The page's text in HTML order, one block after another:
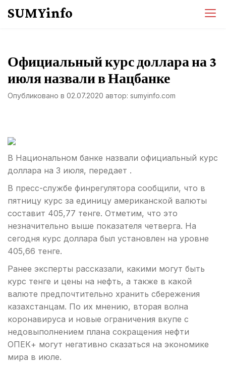
SUMYinfo
Официальный курс доллара на 3
июля назвали в Нацбанке
Опубликовано в 02.07.2020 автор: sumyinfo.com
В Национальном банке назвали официальный курс
доллара на 3 июля, передает .
В пресс-службе финрегулятора сообщили, что в
пятницу курс за единицу американской валюты
составит 405,77 тенге. Отметим, что это
незначительно выше показателя четверга. На
сегодня курс доллара был установлен на уровне
405,66 тенге.
Ранее эксперты рассказали, какими могут быть
курс тенге и цены на нефть, а также в какой
валюте предпочтительно хранить сбережения
казахстанцам. По их мнению, вторая волна
коронавируса и новые ограничения вкупе с
недовыполнением плана сокращения нефти
ОПЕК+ могут негативно сказаться на экономике
мира в июле.